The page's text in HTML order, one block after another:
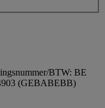
BTW: BE
(GEBABEBB)